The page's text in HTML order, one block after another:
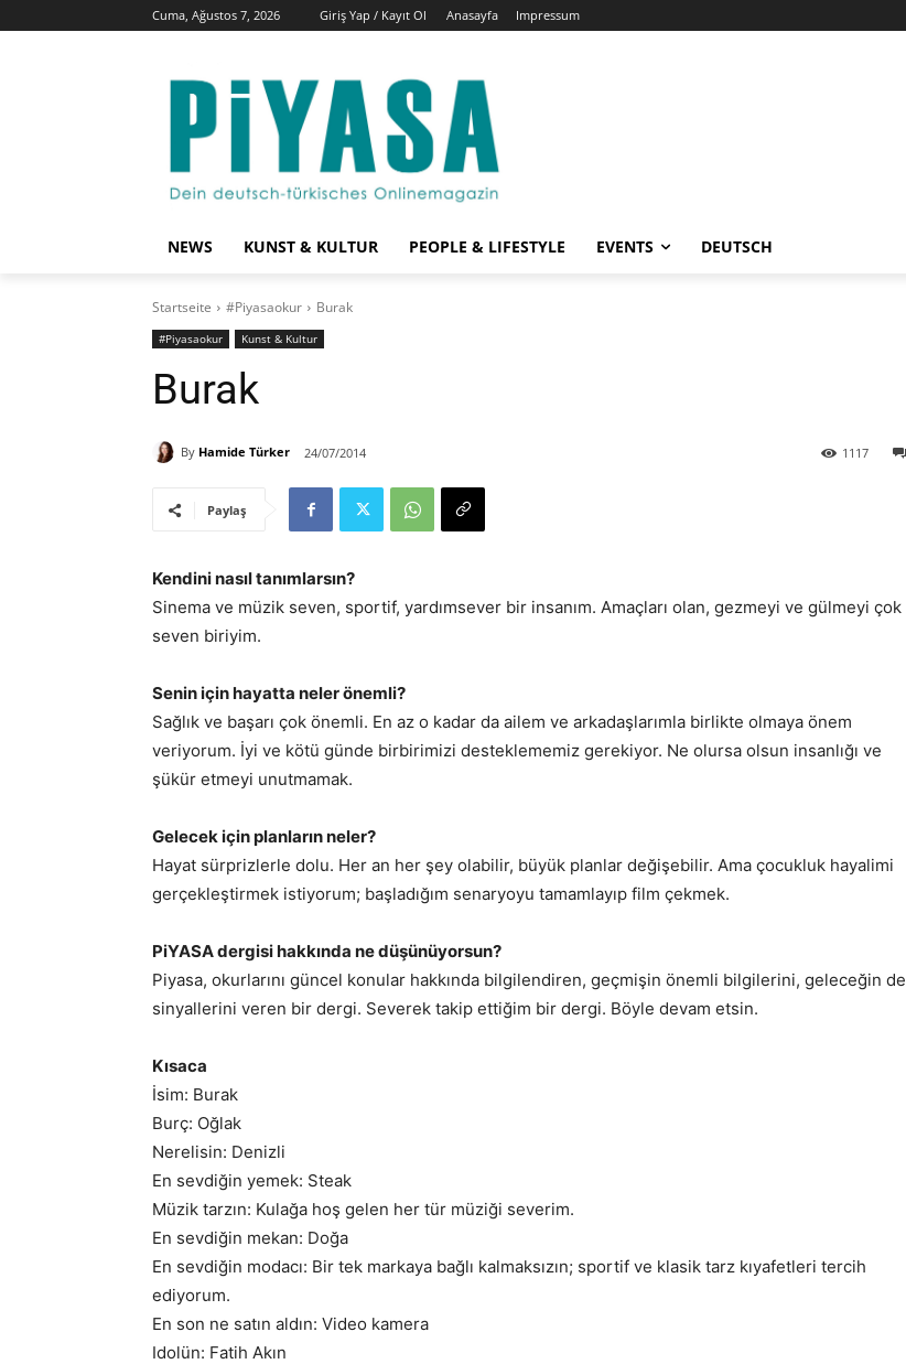
Cuma, Ağustos 7, 2026 Giriş Yap / Kayıt Ol Anasayfa Impressum
NEWS KUNST & KULTUR PEOPLE & LIFESTYLE EVENTS DEUTSCH
Startseite #Piyasaokur Burak
#Piyasaokur Kunst & Kultur
Burak
By Hamide Türker 24/07/2014 1117
Paylaş
Kendini nasıl tanımlarsın?
Sinema ve müzik seven, sportif, yardımsever bir insanım. Amaçları olan, gezmeyi ve gülmeyi çok
seven biriyim.
Senin için hayatta neler önemli?
Sağlık ve başarı çok önemli. En az o kadar da ailem ve arkadaşlarımla birlikte olmaya önem
veriyorum. İyi ve kötü günde birbirimizi desteklememiz gerekiyor. Ne olursa olsun insanlığı ve
şükür etmeyi unutmamak.
Gelecek için planların neler?
Hayat sürprizlerle dolu. Her an her şey olabilir, büyük planlar değişebilir. Ama çocukluk hayalimi
gerçekleştirmek istiyorum; başladığım senaryoyu tamamlayıp film çekmek.
PiYASA dergisi hakkında ne düşünüyorsun?
Piyasa, okurlarını güncel konular hakkında bilgilendiren, geçmişin önemli bilgilerini, geleceğin de
sinyallerini veren bir dergi. Severek takip ettiğim bir dergi. Böyle devam etsin.
Kısaca
İsim: Burak
Burç: Oğlak
Nerelisin: Denizli
En sevdiğin yemek: Steak
Müzik tarzın: Kulağa hoş gelen her tür müziği severim.
En sevdiğin mekan: Doğa
En sevdiğin modacı: Bir tek markaya bağlı kalmaksızın; sportif ve klasik tarz kıyafetleri tercih
ediyorum.
En son ne satın aldın: Video kamera
Idolün: Fatih Akın